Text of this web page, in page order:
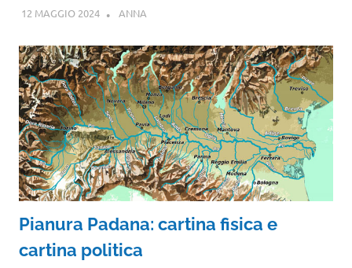
12 MAGGIO 2024 ANNA
Pianura Padana: cartina fisica e
cartina politica